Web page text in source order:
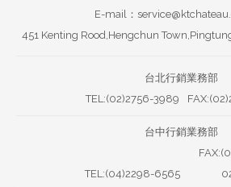
E-mail：
451 Kenting Rood,Hengchun
台北行銷業務部
TEL:(02)2756-3989
台中行銷業務部
TEL:(04)2298-6565